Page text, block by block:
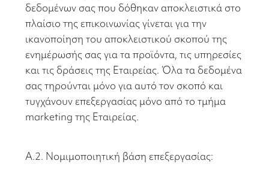
δεδομένων σας που δόθηκαν αποκλειστικά στο
πλαίσιο της επικοινωνίας γίνεται για την
ικανοποίηση του αποκλειστικού σκοπού της
ενημέρωσής σας για τα προϊόντα, τις υπηρεσίες
και τις δράσεις της Εταιρείας. Όλα τα δεδομένα
σας τηρούνται μόνο για αυτό τον σκοπό και
τυγχάνουν επεξεργασίας μόνο από το τμήμα
marketing της Εταιρείας.
Α.2. Νομιμοποιητική βάση επεξεργασίας: